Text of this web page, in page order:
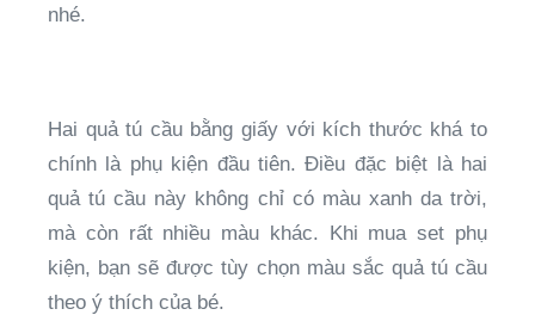
nhé.
Hai quả tú cầu bằng giấy với kích thước khá to
chính là phụ kiện đầu tiên. Điều đặc biệt là hai
quả tú cầu này không chỉ có màu xanh da trời,
mà còn rất nhiều màu khác. Khi mua set phụ
kiện, bạn sẽ được tùy chọn màu sắc quả tú cầu
theo ý thích của bé.